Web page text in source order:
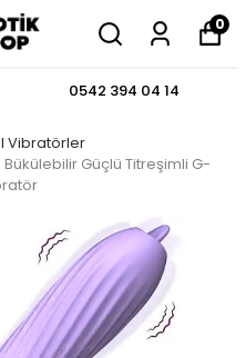
0
0542 394 04 14
Vibratörler
Bükülebilir Güçlü Titreşimli G-